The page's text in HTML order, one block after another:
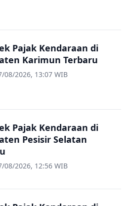
Pajak Kendaraan di
Karimun Terbaru
08/2026, 13:07 WIB
Pajak Kendaraan di
Pesisir Selatan
08/2026, 12:56 WIB